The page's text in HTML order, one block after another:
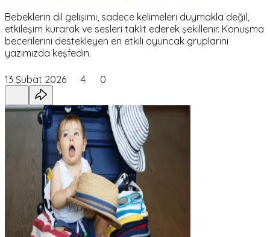
Bebeklerin dil gelişimi, sadece kelimeleri duymakla değil,
etkileşim kurarak ve sesleri taklit ederek şekillenir. Konuşma
becerilerini destekleyen en etkili oyuncak gruplarını
yazımızda keşfedin.
13 Şubat 2026 4 0